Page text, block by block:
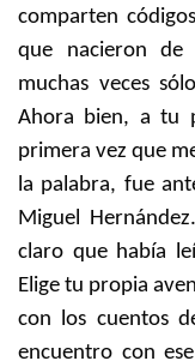
comparten
que nacieron de
muchas veces
Ahora bien, a tu
primera vez que
la palabra, fue
Miguel
claro que había
Elige tu propia
con los cuentos
encuentro con